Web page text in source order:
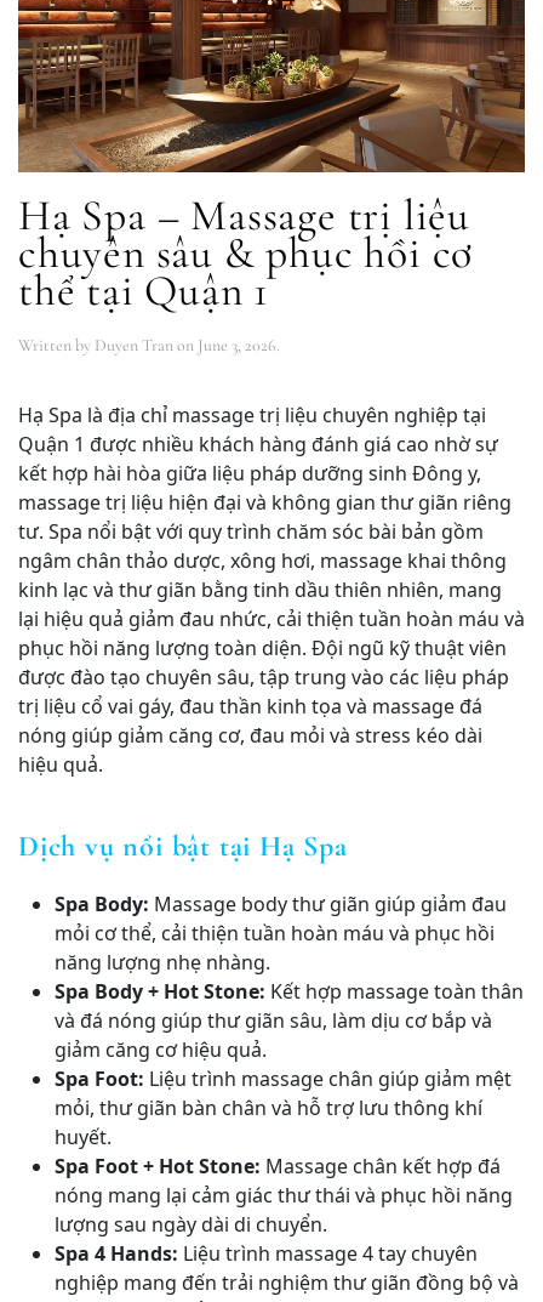
Hạ Spa – Massage trị liệu
chuyên sâu & phục hồi cơ
thể tại Quận 1
Written by Duyen Tranon June 3, 2026.
Hạ Spa là địa chỉ massage trị liệu chuyên nghiệp tại
Quận 1 được nhiều khách hàng đánh giá cao nhờ sự
kết hợp hài hòa giữa liệu pháp dưỡng sinh Đông y,
massage trị liệu hiện đại và không gian thư giãn riêng
tư. Spa nổi bật với quy trình chăm sóc bài bản gồm
ngâm chân thảo dược, xông hơi, massage khai thông
kinh lạc và thư giãn bằng tinh dầu thiên nhiên, mang
lại hiệu quả giảm đau nhức, cải thiện tuần hoàn máu và
phục hồi năng lượng toàn diện. Đội ngũ kỹ thuật viên
được đào tạo chuyên sâu, tập trung vào các liệu pháp
trị liệu cổ vai gáy, đau thần kinh tọa và massage đá
nóng giúp giảm căng cơ, đau mỏi và stress kéo dài
hiệu quả.
Dịch vụ nổi bật tại Hạ Spa
Spa Body: Massage body thư giãn giúp giảm đau
mỏi cơ thể, cải thiện tuần hoàn máu và phục hồi
năng lượng nhẹ nhàng.
Spa Body + Hot Stone: Kết hợp massage toàn thân
và đá nóng giúp thư giãn sâu, làm dịu cơ bắp và
giảm căng cơ hiệu quả.
Spa Foot: Liệu trình massage chân giúp giảm mệt
mỏi, thư giãn bàn chân và hỗ trợ lưu thông khí
huyết.
Spa Foot + Hot Stone: Massage chân kết hợp đá
nóng mang lại cảm giác thư thái và phục hồi năng
lượng sau ngày dài di chuyển.
Spa 4 Hands: Liệu trình massage 4 tay chuyên
nghiệp mang đến trải nghiệm thư giãn đồng bộ và